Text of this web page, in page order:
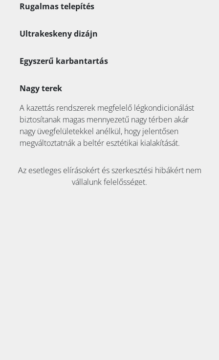
Rugalmas telepítés
Ultrakeskeny dizájn
Egyszerű karbantartás
Nagy terek
A kazettás rendszerek megfelelő légkondicionálást
biztosítanak magas mennyezetű nagy térben akár
nagy üvegfelületekkel anélkül, hogy jelentősen
megváltoztatnák a beltér esztétikai kialakítását.
Az esetleges elírásokért és szerkesztési hibákért nem
vállalunk felelősséget.